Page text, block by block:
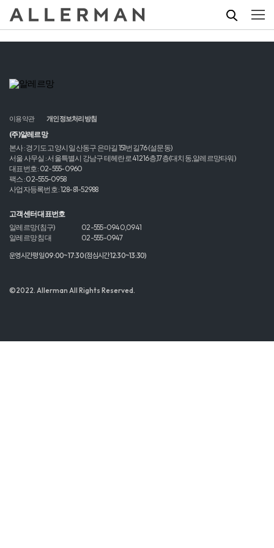
이용약관 개인정보처리방침
(주)알레르망
본사 : 경기도 고양시 일산동구 은마길 151번길 76 (설문동)
서울 사무실 : 서울특별시 강남구 테헤란로 412 16층,17층(대치동,알레르망타워)
대표번호 : 02-555-0960
팩스 : 02-555-0958
사업자등록번호 : 128-81-52988
고객센터 대표번호
알레르망 (침구)
02-555-0940,0941
알레르망 침대
02-555-0947
운영시간 평일 09:00~17:30 (점심시간 12:30~13:30)
©2022. Allerman All Rights Reserved.